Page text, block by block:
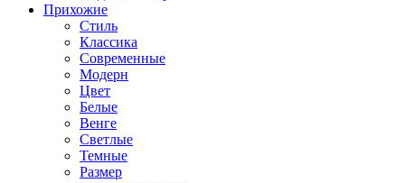
Прихожие
Стиль
Классика
Современные
Модерн
Цвет
Белые
Венге
Светлые
Темные
Размер